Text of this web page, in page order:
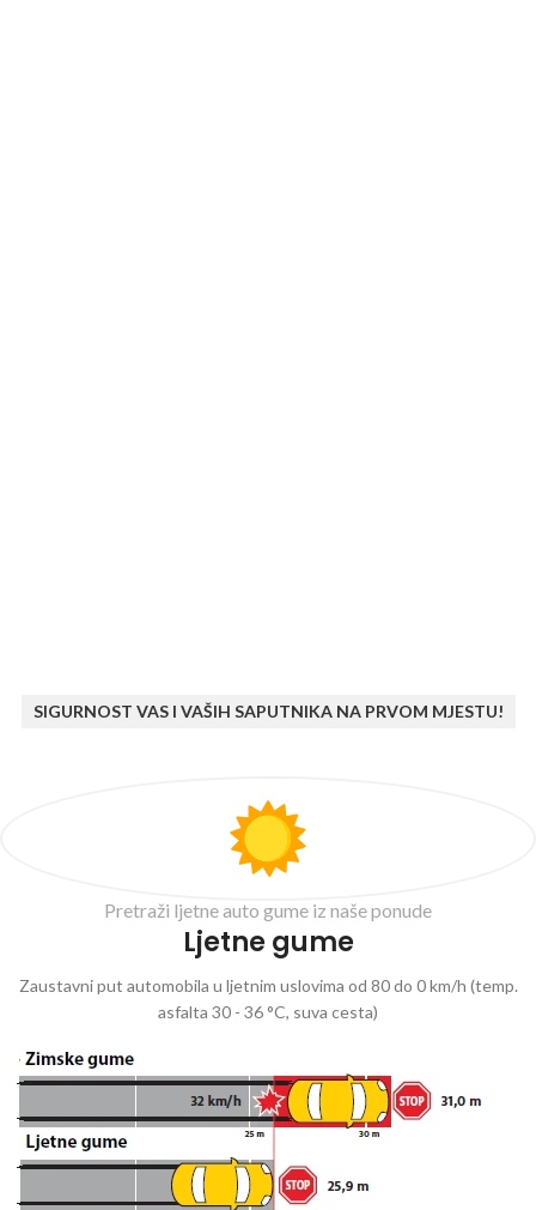
SIGURNOST VAS I VAŠIH SAPUTNIKA NA PRVOM MJESTU!
Pretraži ljetne auto gume iz naše ponude
Ljetne gume
Zaustavni put automobila u ljetnim uslovima od 80 do 0 km/h (temp.
asfalta 30 - 36 °C, suva cesta)